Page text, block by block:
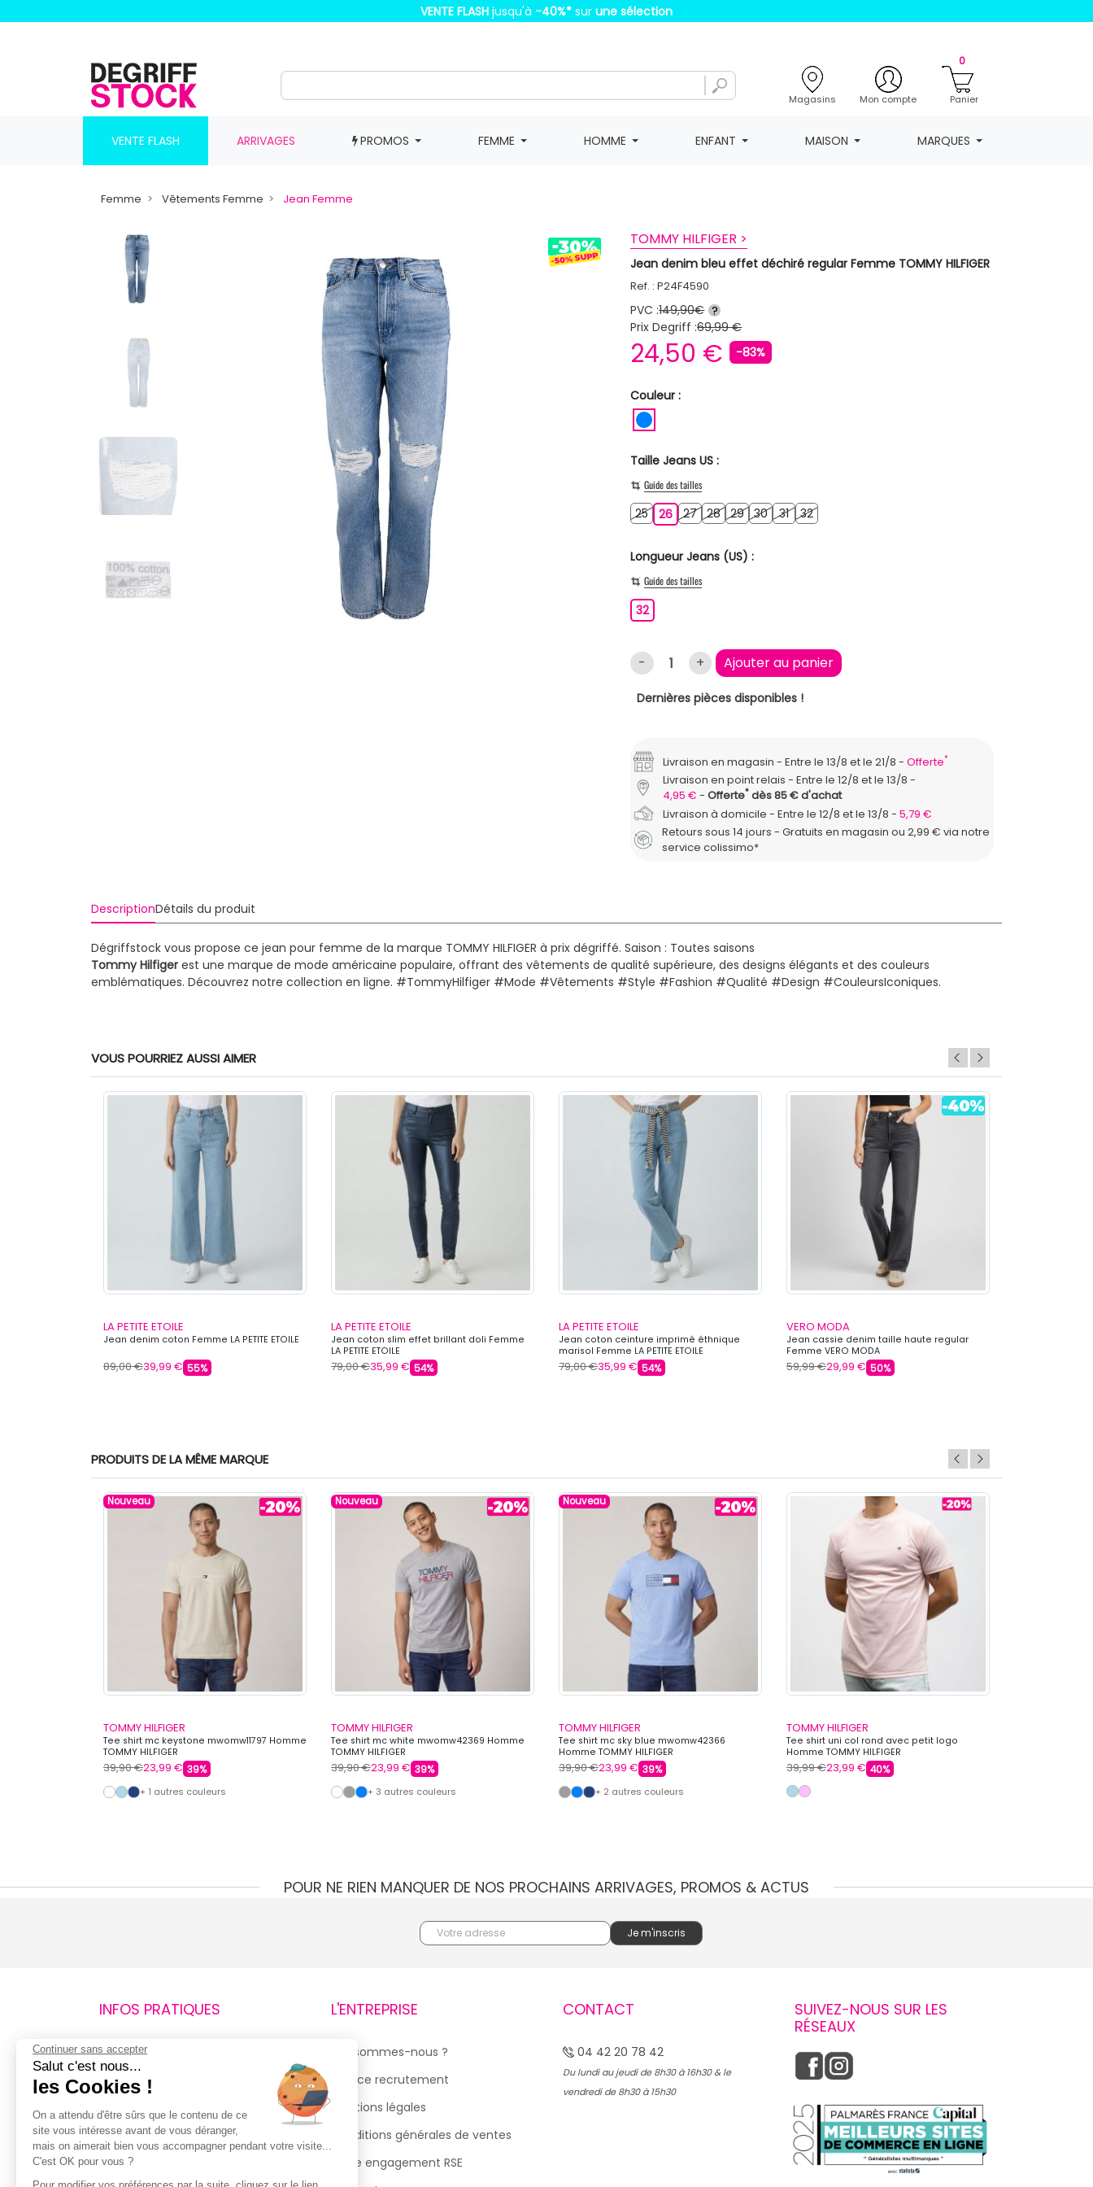
VENTE FLASH jusqu'à -40%* sur une sélection
Magasins Mon compte
0
Panier
VENTE FLASH ARRIVAGES PROMOS FEMME HOMME ENFANT MAISON MARQUES
Femme Vêtements Femme Jean Femme
TOMMY HILFIGER >
Jean denim bleu effet déchiré regular Femme TOMMY HILFIGER
Ref. : P24F4590
PVC :149,90€ ?
Prix Degriff :69,99 €
24,50 € -83%
Couleur :
Taille Jeans US :
Guide des tailles
2525262627272828292930303131 3232
Longueur Jeans (US) :
Guide des tailles
3232
- + Ajouter au panier
Dernières pièces disponibles !
Livraison en magasin Entre le 13/8 et le 21/8 Offerte*
Livraison en point relais
Entre le 12/8 et le 13/8
4,95 €
Offerte*dès 85 € d'achat
Livraison à domicile
Entre le 12/8 et le 13/8
5,79 €
Retours sous 14 jours - Gratuits en magasin ou 2,99 € via notre
service colissimo*
DescriptionDétails du produit
Dégriffstock vous propose ce jean pour femme de la marque TOMMY HILFIGER à prix dégriffé. Saison : Toutes saisons
Tommy Hilfiger est une marque de mode américaine populaire, offrant des vêtements de qualité supérieure, des designs élégants et des couleurs
emblématiques. Découvrez notre collection en ligne. #TommyHilfiger #Mode #Vêtements #Style #Fashion #Qualité #Design #CouleursIconiques.
VOUS POURRIEZ AUSSI AIMER
LA PETITE ETOILE
Jean denim coton Femme LA PETITE ETOILE
89,00 €39,99 € 55%
LA PETITE ETOILE
Jean coton slim effet brillant doli Femme
LA PETITE ETOILE
79,00 €35,99 € 54%
LA PETITE ETOILE
Jean coton ceinture imprimé éthnique
marisol Femme LA PETITE ETOILE
79,00 €35,99 € 54%
VERO MODA
Jean cassie denim taille haute regular
Femme VERO MODA
59,99 €29,99 € 50%
PRODUITS DE LA MÊME MARQUE
Nouveau
TOMMY HILFIGER
Tee shirt mc keystone mwomw11797 Homme
TOMMY HILFIGER
39,90 €23,99 € 39%
+ 1 autres couleurs
Nouveau
TOMMY HILFIGER
Tee shirt mc white mwomw42369 Homme
TOMMY HILFIGER
39,90 €23,99 € 39%
+ 3 autres couleurs
Nouveau
TOMMY HILFIGER
Tee shirt mc sky blue mwomw42366
Homme TOMMY HILFIGER
39,90 €23,99 € 39%
+ 2 autres couleurs
TOMMY HILFIGER
Tee shirt uni col rond avec petit logo
Homme TOMMY HILFIGER
39,99 €23,99 € 40%
POUR NE RIEN MANQUER DE NOS PROCHAINS ARRIVAGES, PROMOS & ACTUS
INFOS PRATIQUES
Retours et remboursements
Suivi de commande
Livraisons
Guide des tailles
Politique de confidentialité
L'ENTREPRISE
Qui sommes-nous ?
Espace recrutement
Mentions légales
Conditions générales de ventes
Notre engagement RSE
CONTACT
04 42 20 78 42
Du lundi au jeudi de 8h30 à 16h30 & le
vendredi de 8h30 à 15h30
SUIVEZ-NOUS SUR LES
RÉSEAUX
Continuer sans accepter
Salut c'est nous...
les Cookies !
On a attendu d'être sûrs que le contenu de ce
site vous intéresse avant de vous déranger,
mais on aimerait bien vous accompagner pendant votre visite...
C'est OK pour vous ?
Pour modifier vos préférences par la suite, cliquez sur le lien